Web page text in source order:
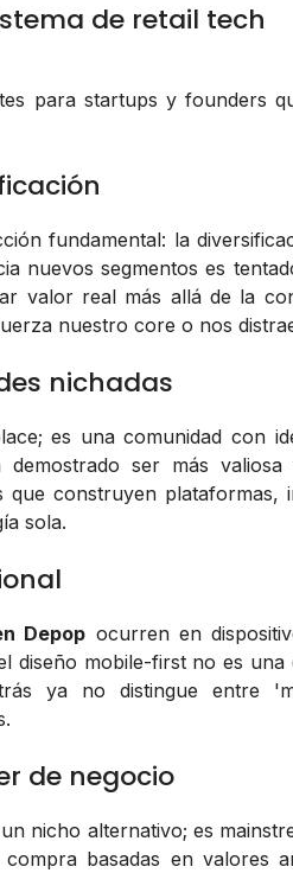
de retail tech
para startups y founders
fundamental: la
nuevos segmentos es
valor real más allá de la
nuestro core o nos
nichadas
es una comunidad con
demostrado ser más
que construyen
sola.
Depop ocurren en
diseño mobile-first no es
ya no distingue entre
de negocio
nicho alternativo; es
basadas en valores